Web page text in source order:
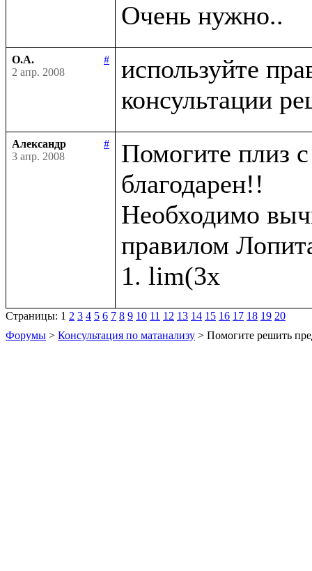
О.А.
#
2 апр. 2008
используйте
Александр
#
3 апр. 2008
Помогите плиз
благодарен!!
Необходимо
правилом
Страницы: 1 2 3 4 5 6 7 8 9 10 11 12 13 14 15 16 17 18 19 20
Форумы > Консультация по матанализу > Помогите решить